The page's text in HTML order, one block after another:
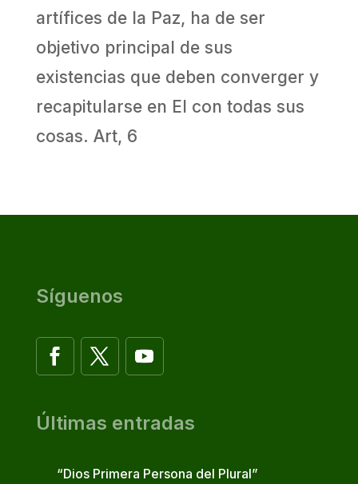
artífices de la Paz, ha de ser
objetivo principal de sus
existencias que deben converger y
recapitularse en El con todas sus
cosas. Art, 6
Síguenos
Últimas entradas
“Dios Primera Persona del Plural”